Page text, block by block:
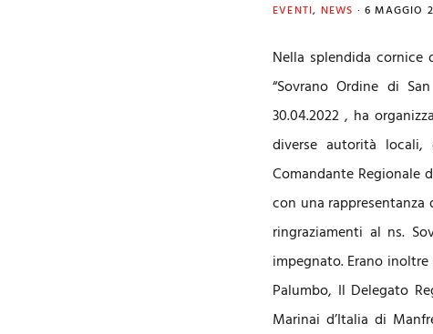
EVENTI, NEWS · 6 MAGGIO
Nella splendida cornice
“Sovrano Ordine di
30.04.2022 , ha
diverse autorità
Comandante Regionale
con una
ringraziamenti al ns.
impegnato. Erano
Palumbo, Il Delegato
Marinai d’Italia di